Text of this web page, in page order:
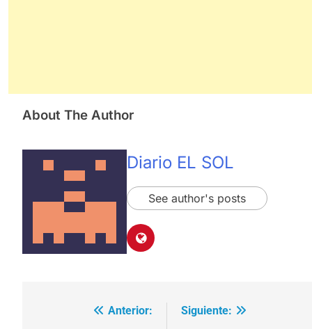
About The Author
Diario EL SOL
See author's posts
NavegaciónAnterior:
Siguiente: